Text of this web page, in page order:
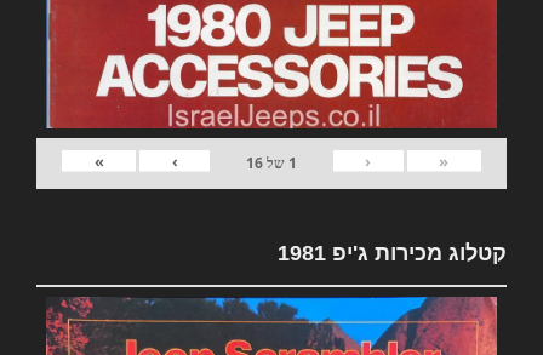
«
‹
1 של16
›
»
קטלוג מכירות ג'יפ 1981